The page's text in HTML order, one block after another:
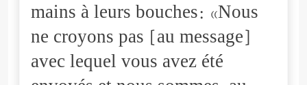
mains à leurs bouches: «Nous
ne croyons pas [au message]
avec lequel vous avez été